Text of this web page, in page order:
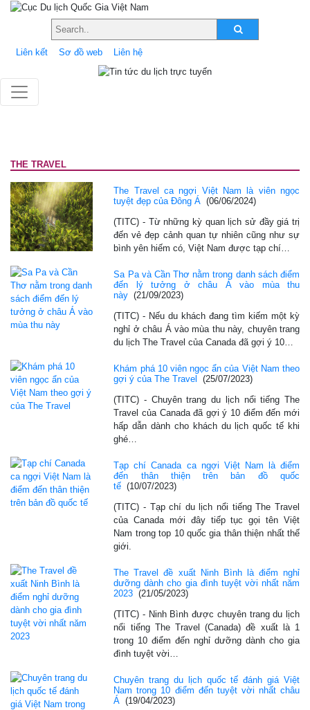
Liên kết Sơ đồ web Liên hệ
THE TRAVEL
The Travel ca ngợi Việt Nam là viên ngọc
tuyệt đẹp của Đông Á (06/06/2024)
(TITC) - Từ những kỳ quan lịch sử đầy giá trị
đến vẻ đẹp cảnh quan tự nhiên cũng như sự
bình yên hiếm có, Việt Nam được tạp chí…
Sa Pa và Cần Thơ nằm trong danh sách điểm
đến lý tưởng ở châu Á vào mùa thu
này (21/09/2023)
(TITC) - Nếu du khách đang tìm kiếm một kỳ
nghỉ ở châu Á vào mùa thu này, chuyên trang
du lịch The Travel của Canada đã gợi ý 10…
Khám phá 10 viên ngọc ẩn của Việt Nam theo
gợi ý của The Travel
(25/07/2023)
(TITC) - Chuyên trang du lịch nổi tiếng The
Travel của Canada đã gợi ý 10 điểm đến mới
hấp dẫn dành cho khách du lịch quốc tế khi
ghé…
Tạp chí Canada ca ngợi Việt Nam là điểm
đến thân thiện trên bản đồ quốc
tế (10/07/2023)
(TITC) - Tạp chí du lịch nổi tiếng The Travel
của Canada mới đây tiếp tục gọi tên Việt
Nam trong top 10 quốc gia thân thiện nhất thế
giới.
The Travel đề xuất Ninh Bình là điểm nghỉ
dưỡng dành cho gia đình tuyệt vời nhất năm
2023 (21/05/2023)
(TITC) - Ninh Bình được chuyên trang du lịch
nổi tiếng The Travel (Canada) đề xuất là 1
trong 10 điểm đến nghỉ dưỡng dành cho gia
đình tuyệt vời…
Chuyên trang du lịch quốc tế đánh giá Việt
Nam trong 10 điểm đến tuyệt vời nhất châu
Á (19/04/2023)